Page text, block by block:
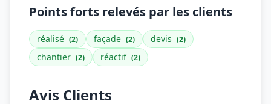
Points forts relevés par les clients
réalisé (2) façade (2) devis (2)
chantier (2) réactif (2)
Avis Clients